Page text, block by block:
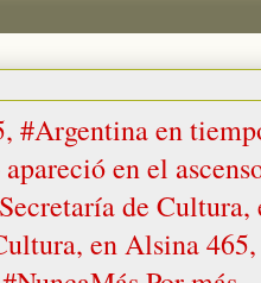
#Argentina en
en el
de Cultura,
en Alsina 465,